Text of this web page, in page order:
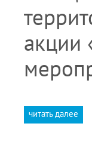
акции
читать далее